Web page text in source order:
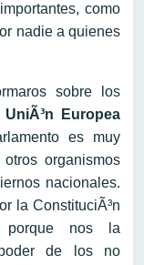
como
nadie a quienes
sobre los
UniÃ³n Europea
es muy
organismos
nacionales.
la ConstituciÃ³n
porque nos la
de los no